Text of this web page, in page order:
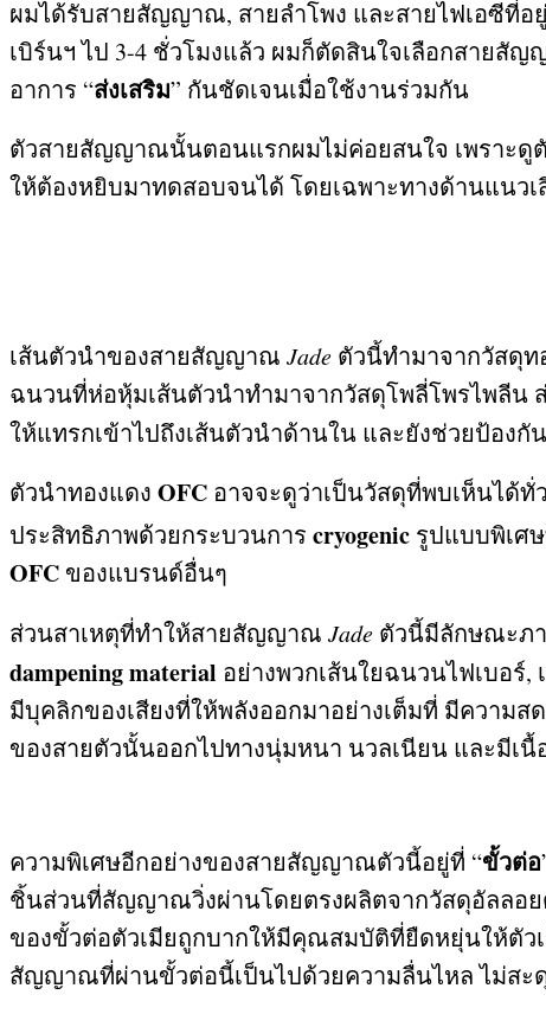
ผมได้รับสายสัญญาณ, สายลำโพง และสายไฟเอซีที่อ
เบิร์นฯ ไป 3-4 ชั่วโมงแล้ว ผมก็ตัดสินใจเลือกสายสัญ
อาการ “ส่งเสริม” กันชัดเจนเมื่อใช้งานร่วมกัน
ตัวสายสัญญาณนั้นตอนแรกผมไม่ค่อยสนใจ เพราะดู
ให้ต้องหยิบมาทดสอบจนได้ โดยเฉพาะทางด้านแนว
เส้นตัวนำของสายสัญญาณ Jade ตัวนี้ทำมาจากวัสดุท
ฉนวนที่ห่อหุ้มเส้นตัวนำทำมาจากวัสดุโพลี่โพรไพลีน
ให้แทรกเข้าไปถึงเส้นตัวนำด้านใน และยังช่วยป้อง
ตัวนำทองแดง OFC อาจจะดูว่าเป็นวัสดุที่พบเห็นได้ทั่
ประสิทธิภาพด้วยกระบวนการ cryogenic รูปแบบพิเศ
OFC ของแบรนด์อื่นๆ
ส่วนสาเหตุที่ทำให้สายสัญญาณ Jade ตัวนี้มีลักษณะภา
dampening material อย่างพวกเส้นใยฉนวนไฟเบอร์,
มีบุคลิกของเสียงที่ให้พลังออกมาอย่างเต็มที่ มีความส
ของสายตัวนั้นออกไปทางนุ่มหนา นวลเนียน และมีเนื้
ความพิเศษอีกอย่างของสายสัญญาณตัวนี้อยู่ที่ “ขั้วต่อ
ชิ้นส่วนที่สัญญาณวิ่งผ่านโดยตรงผลิตจากวัสดุอัลลอ
ของขั้วต่อตัวเมียถูกบากให้มีคุณสมบัติที่ยืดหยุ่นให้ตัว
สัญญาณที่ผ่านขั้วต่อนี้เป็นไปด้วยความลื่นไหล ไม่สะ